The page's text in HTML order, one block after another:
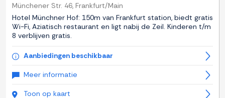
Münchener Str. 46, Frankfurt/Main
Hotel Münchner Hof: 150m van Frankfurt station, biedt gratis
Wi-Fi, Aziatisch restaurant en ligt nabij de Zeil. Kinderen t/m
8 verblijven gratis.
Aanbiedingen beschikbaar
Meer informatie
Toon op kaart